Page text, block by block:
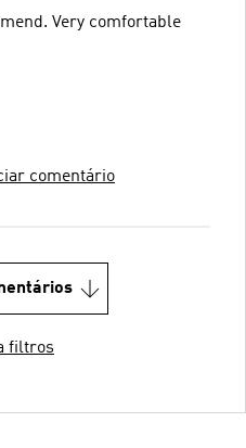
Very comfortable
comentário
filtros